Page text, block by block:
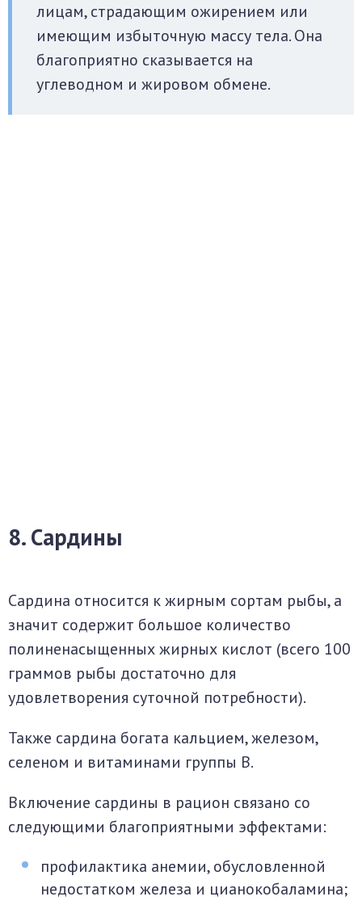
лицам, страдающим ожирением или
имеющим избыточную массу тела. Она
благоприятно сказывается на
углеводном и жировом обмене.
8. Сардины
Сардина относится к жирным сортам рыбы, а
значит содержит большое количество
полиненасыщенных жирных кислот (всего 100
граммов рыбы достаточно для
удовлетворения суточной потребности).
Также сардина богата кальцием, железом,
селеном и витаминами группы B.
Включение сардины в рацион связано со
следующими благоприятными эффектами:
профилактика анемии, обусловленной
недостатком железа и цианокобаламина;